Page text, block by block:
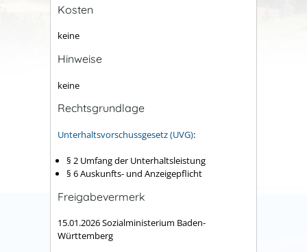
Kosten
keine
Hinweise
keine
Rechtsgrundlage
Unterhaltsvorschussgesetz (UVG):
§ 2 Umfang der Unterhaltsleistung
§ 6 Auskunfts- und Anzeigepflicht
Freigabevermerk
15.01.2026 Sozialministerium Baden-
Württemberg